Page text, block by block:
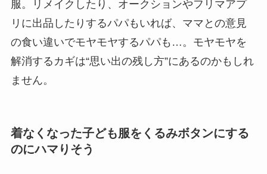
服。リメイクしたり、オークションやフリマアプ
リに出品したりするパパもいれば、ママとの意見
の食い違いでモヤモヤするパパも…。モヤモヤを
解消するカギは“思い出の残し方”にあるのかもしれ
ません。
着なくなった子ども服をくるみボタンにする
のにハマりそう